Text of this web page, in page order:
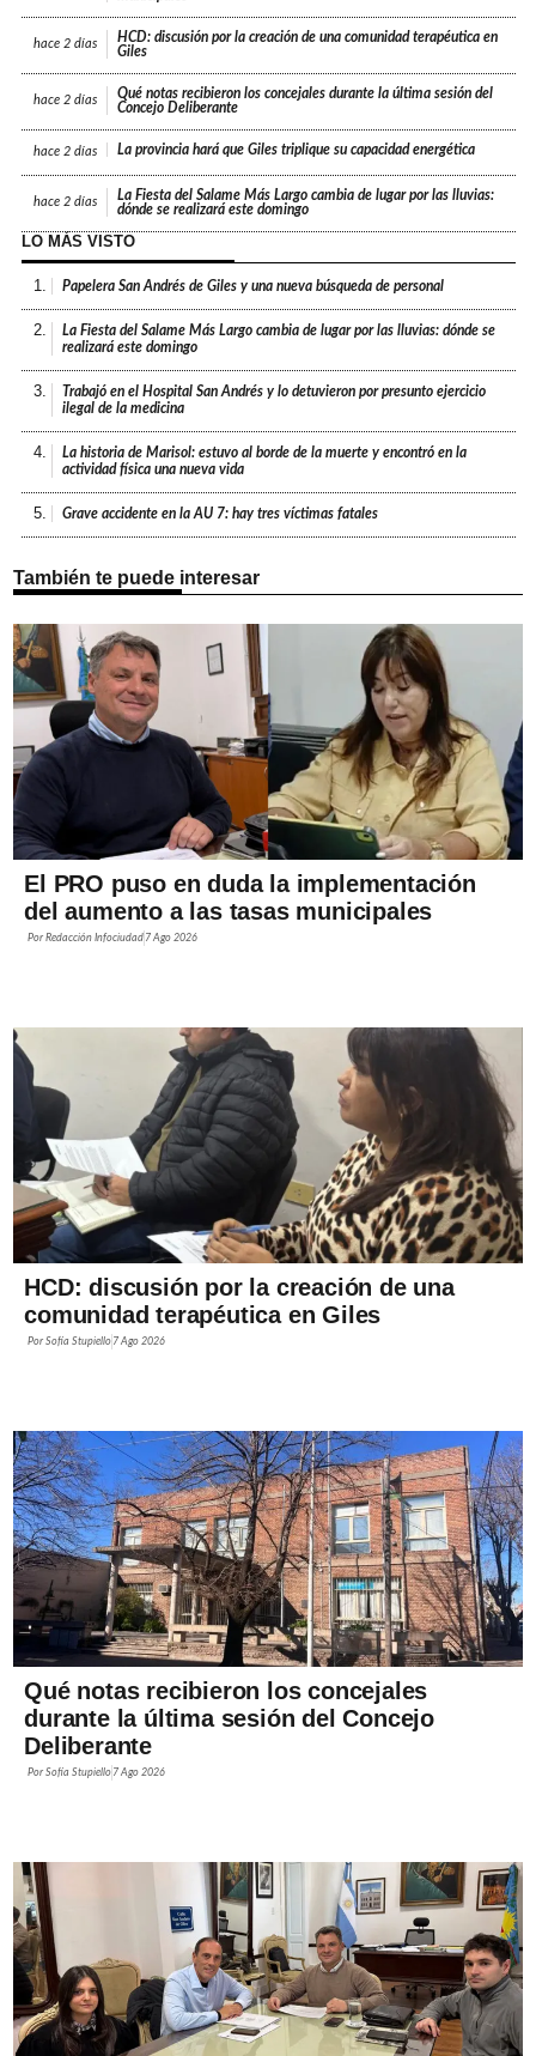
hace 2 días
HCD: discusión por la creación de una comunidad terapéutica en
Giles
hace 2 días
Qué notas recibieron los concejales durante la última sesión del
Concejo Deliberante
hace 2 días La provincia hará que Giles triplique su capacidad energética
hace 2 días
La Fiesta del Salame Más Largo cambia de lugar por las lluvias:
dónde se realizará este domingo
LO MÁS VISTO
1. Papelera San Andrés de Giles y una nueva búsqueda de personal
2.
La Fiesta del Salame Más Largo cambia de lugar por las lluvias: dónde se
realizará este domingo
3.
Trabajó en el Hospital San Andrés y lo detuvieron por presunto ejercicio
ilegal de la medicina
4.
La historia de Marisol: estuvo al borde de la muerte y encontró en la
actividad física una nueva vida
5. Grave accidente en la AU 7: hay tres víctimas fatales
También te puede interesar
El PRO puso en duda la implementación
del aumento a las tasas municipales
PorRedacción Infociudad 7 Ago 2026
HCD: discusión por la creación de una
comunidad terapéutica en Giles
PorSofía Stupiello 7 Ago 2026
Qué notas recibieron los concejales
durante la última sesión del Concejo
Deliberante
PorSofía Stupiello 7 Ago 2026